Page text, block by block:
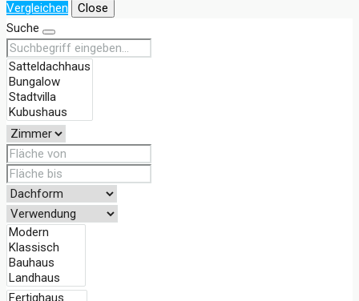
Vergleichen
Close
Suche